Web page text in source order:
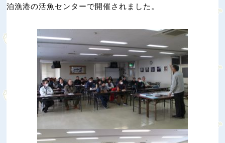
泊漁港の活魚センターで開催されました。